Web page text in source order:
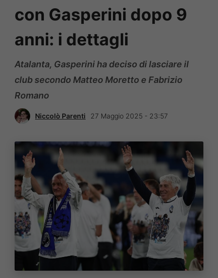
con Gasperini dopo 9
anni: i dettagli
Atalanta, Gasperini ha deciso di lasciare il
club secondo Matteo Moretto e Fabrizio
Romano
Niccolò Parenti 27 Maggio 2025 - 23:57